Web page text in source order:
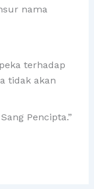
nama
terhadap
tidak akan
Pencipta.”